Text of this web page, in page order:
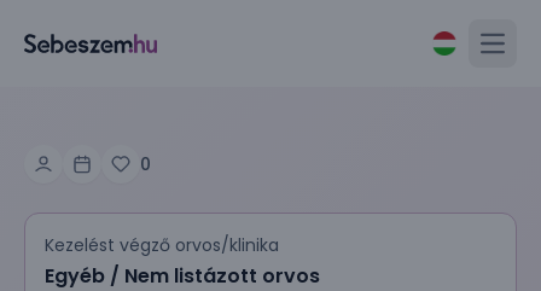
0
Kezelést végző orvos/klinika
Egyéb / Nem listázott orvos